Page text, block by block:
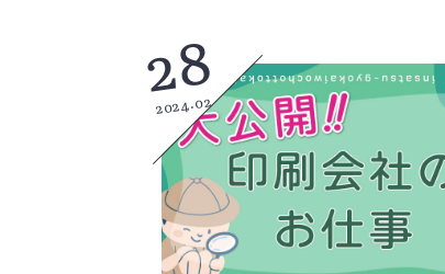
28
2024.02